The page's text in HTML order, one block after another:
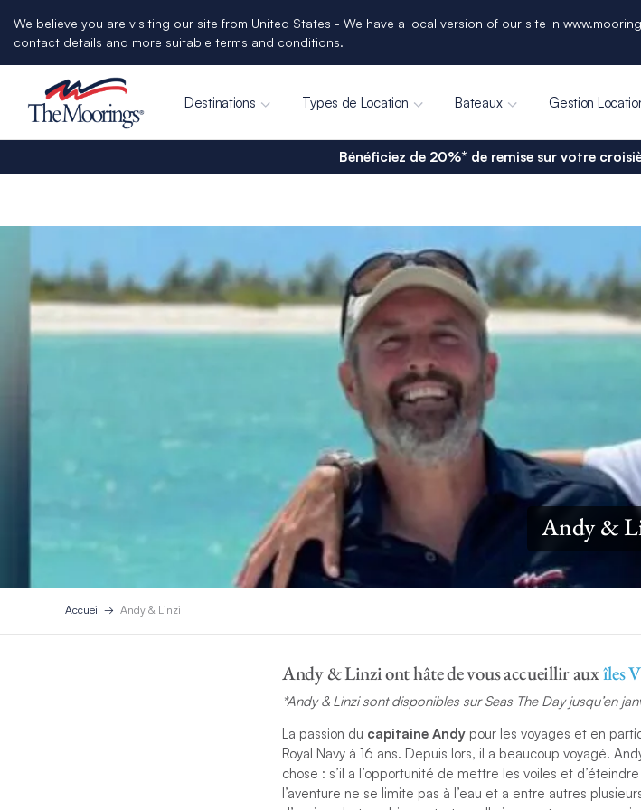
We believe you are visiting our site from United States - We have a local version of our site in
contact details and more suitable terms and conditions.
Destinations Types de Location Bateaux Gestion
Bénéficiez de 20%* de remise sur votre
Andy &
Accueil Andy & Linzi
Andy & Linzi ont hâte de vous accueillir auxîles
*Andy & Linzi sont disponibles sur Seas The Day jusqu’en
La passion du capitaine Andy pour les voyages et en
Royal Navy à 16 ans. Depuis lors, il a beaucoup voyagé.
chose : s’il a l’opportunité de mettre les voiles et
l’aventure ne se limite pas à l’eau et a entre autres